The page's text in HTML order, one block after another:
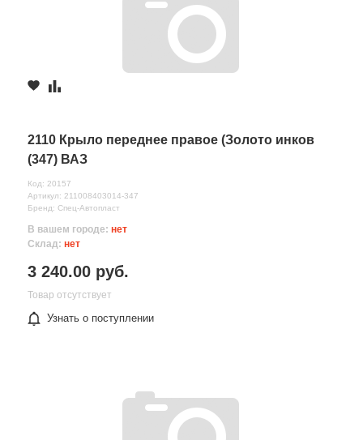
2110 Крыло переднее правое (Золото инков
(347) ВАЗ
Код: 20157
Артикул: 211008403014-347
Бренд: Спец-Автопласт
В вашем городе: нет
Склад: нет
3 240.00 руб.
Товар отсутствует
Узнать о поступлении